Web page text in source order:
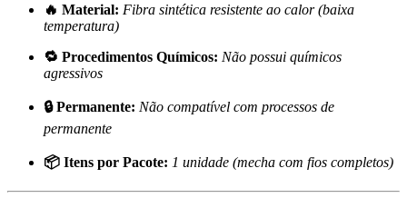
🔥 Material: Fibra sintética resistente ao calor (baixa
temperatura)
🔁 Procedimentos Químicos: Não possui químicos
agressivos
🔒 Permanente: Não compatível com processos de
permanente
📦 Itens por Pacote: 1 unidade (mecha com fios completos)